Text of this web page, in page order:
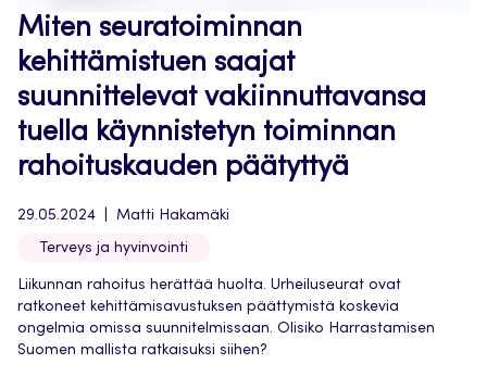
Miten seuratoiminnan
kehittämistuen saajat
suunnittelevat vakiinnuttavansa
tuella käynnistetyn toiminnan
rahoituskauden päätyttyä
29.05.2024 Matti Hakamäki
Terveys ja hyvinvointi
Liikunnan rahoitus herättää huolta. Urheiluseurat ovat
ratkoneet kehittämisavustuksen päättymistä koskevia
ongelmia omissa suunnitelmissaan. Olisiko Harrastamisen
Suomen mallista ratkaisuksi siihen?